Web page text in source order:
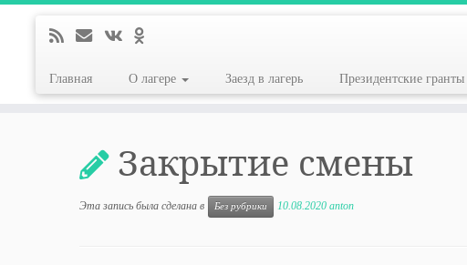
Главная О лагере Заезд в лагерь Президентские гранты
Закрытие смены
Эта запись была сделана в Без рубрики 10.08.2020 anton